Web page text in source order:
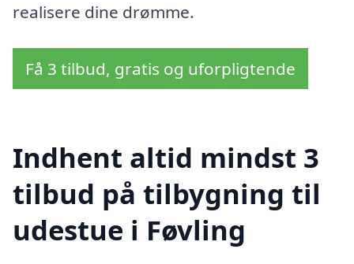
realisere dine drømme.
Få 3 tilbud, gratis og uforpligtende
Indhent altid mindst 3
tilbud på tilbygning til
udestue i Føvling